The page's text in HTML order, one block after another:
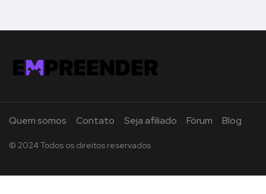
Quem somos Contato Seja afiliado Fórum Blog
© 2024 Todos os direitos reservados